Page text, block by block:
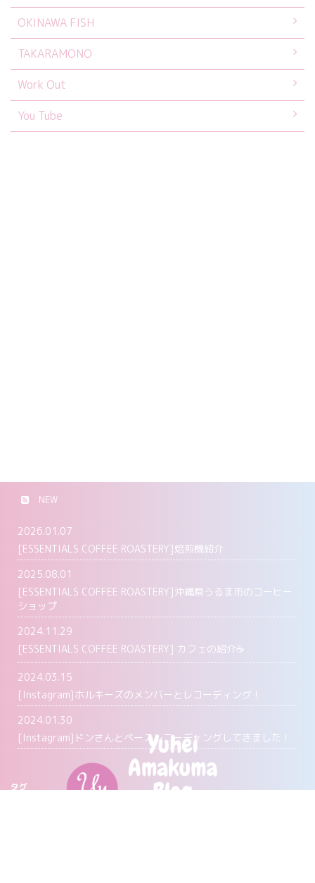
OKINAWA FISH
TAKARAMONO
Work Out
You Tube
NEW
2026.01.07
[ESSENTIALS COFFEE ROASTERY]焙煎機紹介
2025.08.01
[ESSENTIALS COFFEE ROASTERY]沖縄県うるま市のコーヒー
ショップ
2024.11.29
[ESSENTIALS COFFEE ROASTERY] カフェの紹介☕️
2024.03.15
[Instagram]ホルキーズのメンバーとレコーディング！
2024.01.30
[Instagram]ドンさんとベースレコーディングしてきました！
タグ